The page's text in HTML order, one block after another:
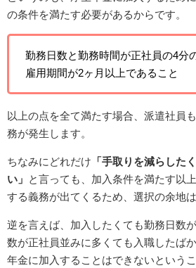
の条件を満たす必要があるからです。
勤務日数と勤務時間が正社員の4分
雇用期間が2ヶ月以上であること
以上の点を全て満たす場合、派遣社員
務が発生します。
ちなみにどれだけ 「手取りを減らした
い」
と言っても、加入条件を満たす以
する義務が出てくるため、選択の余地は
逆を言えば、加入したくても勤務日数
数が正社員並みに多くても入職したば
年金に加入することはできないという